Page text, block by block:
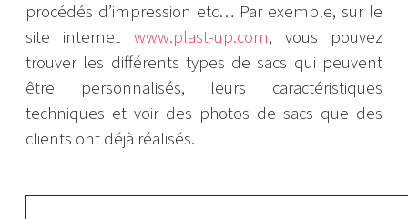
procédés d’impression etc… Par exemple, sur le
site internet www.plast-up.com, vous pouvez
trouver les différents types de sacs qui peuvent
être personnalisés, leurs caractéristiques
techniques et voir des photos de sacs que des
clients ont déjà réalisés.